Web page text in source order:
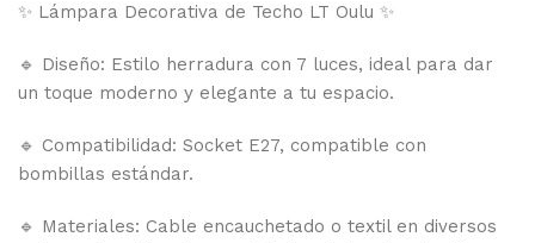
✨ Lámpara Decorativa de Techo LT Oulu ✨
🔹 Diseño: Estilo herradura con 7 luces, ideal para dar
un toque moderno y elegante a tu espacio.
🔹 Compatibilidad: Socket E27, compatible con
bombillas estándar.
🔹 Materiales: Cable encauchetado o textil en diversos